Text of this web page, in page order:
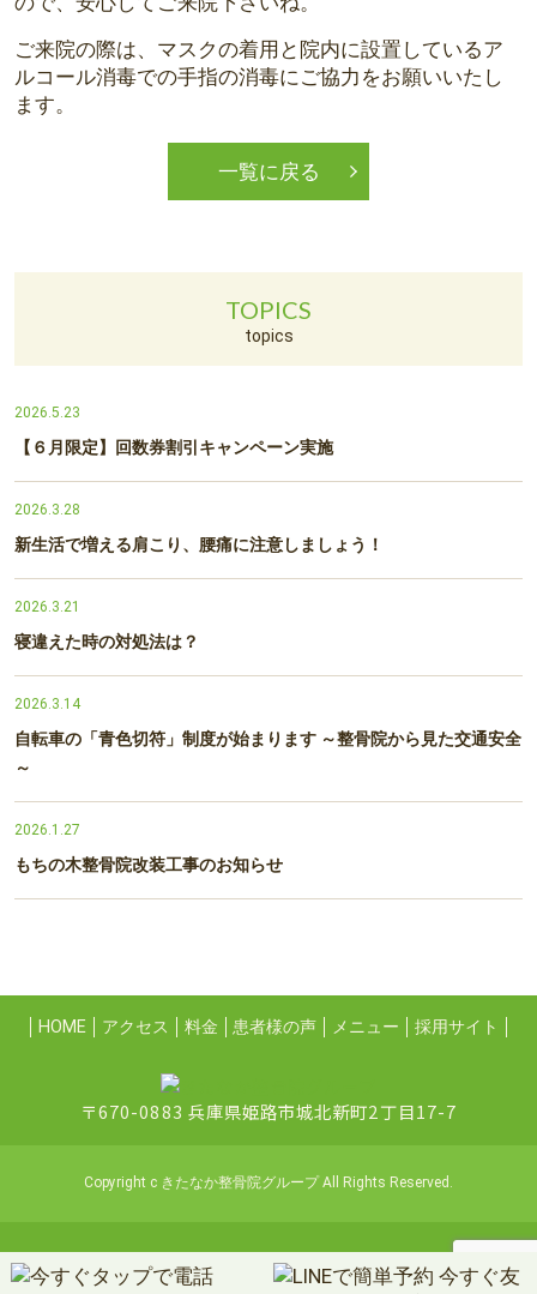
ご来院の際は、マスクの着用と院内に設置しているア
ルコール消毒での手指の消毒にご協力をお願いいたし
ます。
一覧に戻る
TOPICS
topics
2026.5.23
【６月限定】回数券割引キャンペーン実施
2026.3.28
新生活で増える肩こり、腰痛に注意しましょう！
2026.3.21
寝違えた時の対処法は？
2026.3.14
自転車の「青色切符」制度が始まります ～整骨院から見た交通安全
～
2026.1.27
もちの木整骨院改装工事のお知らせ
HOME アクセス 料金 患者様の声 メニュー 採用サイト
〒670-0883 兵庫県姫路市城北新町2丁目17-7
Copyright c きたなか整骨院グループ All Rights Reserved.